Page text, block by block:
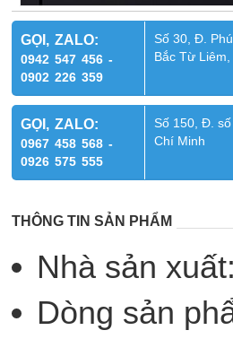
GỌI, ZALO:
0942 547 456 -
0902 226 359
Số 30, Đ.
Bắc Từ
GỌI, ZALO:
0967 458 568 -
0926 575 555
Số 150, Đ.
Chí Minh
THÔNG TIN SẢN PHẨM
Nhà sản
Dòng sản